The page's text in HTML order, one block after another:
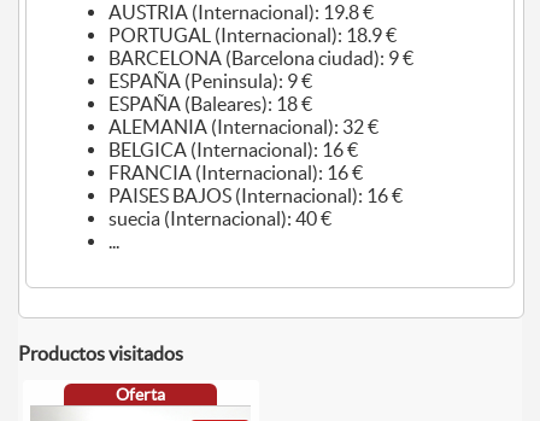
AUSTRIA (Internacional): 19.8 €
PORTUGAL (Internacional): 18.9 €
BARCELONA (Barcelona ciudad): 9 €
ESPAÑA (Peninsula): 9 €
ESPAÑA (Baleares): 18 €
ALEMANIA (Internacional): 32 €
BELGICA (Internacional): 16 €
FRANCIA (Internacional): 16 €
PAISES BAJOS (Internacional): 16 €
suecia (Internacional): 40 €
...
Productos visitados
Oferta